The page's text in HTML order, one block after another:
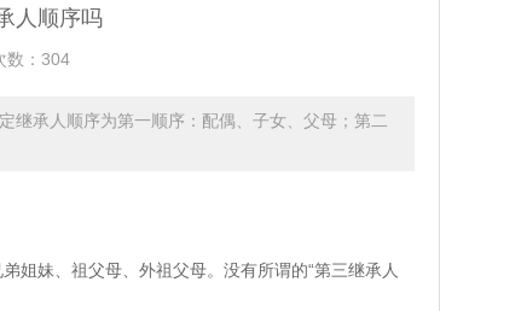
人顺序吗
数：304
继承人顺序为第一顺序：配偶、子女、父母；第二
姐妹、祖父母、外祖父母。没有所谓的“第三继承人